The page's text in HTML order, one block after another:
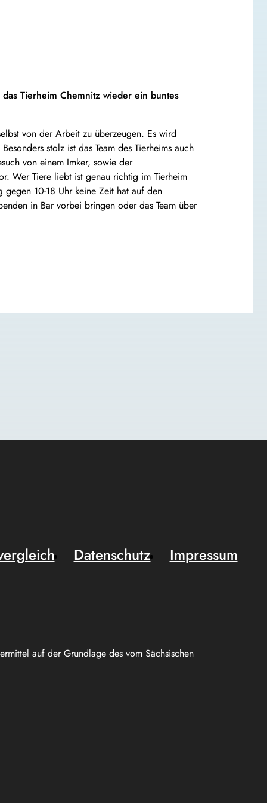
Tierheim Chemnitz wieder ein buntes
von der Arbeit zu überzeugen. Es wird
stolz ist das Team des Tierheims auch
von einem Imker, sowie der
Wer Tiere liebt ist genau richtig im Tierheim
gegen 10-18 Uhr keine Zeit hat auf den
in Bar vorbei bringen oder das Team über
auf der Grundlage des vom Sächsischen
Datenschutz
Impressum